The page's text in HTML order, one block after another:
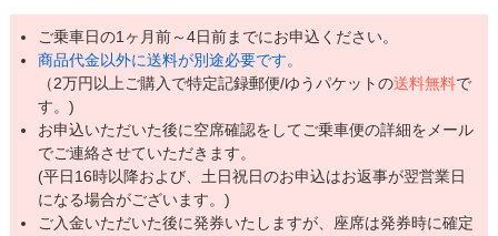
ご乗車日の1ヶ月前～4日前までにお申込ください。
商品代金以外に送料が別途必要です。
（2万円以上ご購入で特定記録郵便/ゆうパケットの送料無料で
す。)
お申込いただいた後に空席確認をしてご乗車便の詳細をメール
でご連絡させていただきます。
(平日16時以降および、土日祝日のお申込はお返事が翌営業日
になる場合がございます。)
ご入金いただいた後に発券いたしますが、座席は発券時に確定